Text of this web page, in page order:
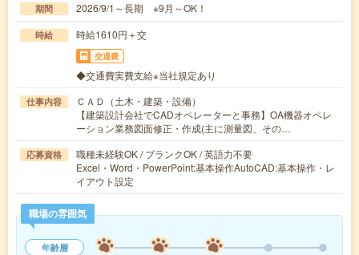
期間 2026/9/1～長期 ※9月～OK！
時給 時給1610円＋交
交通費
◆交通費実費支給※当社規定あり
仕事内容
ＣＡＤ（土木・建築・設備）
【建築設計会社でCADオペレーターと事務】OA機器オペレ
ーション業務図面修正・作成(主に測量図、その…
応募資格
職種未経験OK / ブランクOK / 英語力不要
Excel・Word・PowerPoint:基本操作AutoCAD:基本操作・レ
イアウト設定
職場の雰囲気
年齢層